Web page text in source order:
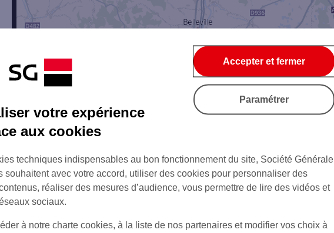
Ouverte le lundi
Ville / Code postal
6
5
4
votre expérience
aux cookies
techniques indispensables au bon fonctionnement du site, Société Générale
souhaitent avec votre accord, utiliser des cookies pour personnaliser des
réaliser des mesures d’audience, vous permettre de lire des vidéos et
sociaux.
à notre charte cookies, à la liste de nos partenaires et modifier vos choix à
Accepter et fermer
Paramétrer